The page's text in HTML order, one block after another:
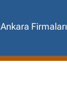
Ankara Firmaları